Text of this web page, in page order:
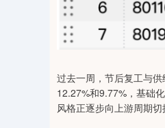
过去一周，节后复工与
12.27%和9.77%，基础
风格正逐步向上游周期